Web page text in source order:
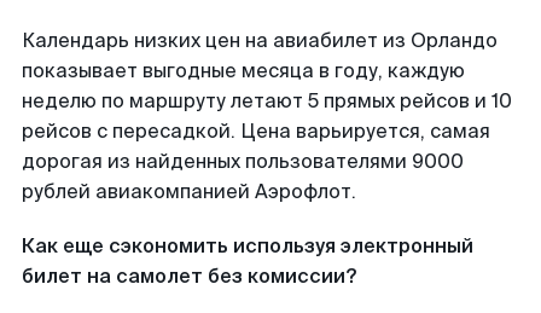
Календарь низких цен на авиабилет из Орландо
показывает выгодные месяца в году, каждую
неделю по маршруту летают 5 прямых рейсов и 10
рейсов с пересадкой. Цена варьируется, самая
дорогая из найденных пользователями 9000
рублей авиакомпанией Аэрофлот.
Как еще сэкономить используя электронный
билет на самолет без комиссии?